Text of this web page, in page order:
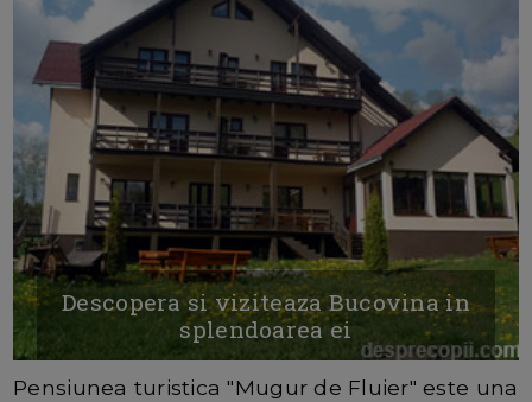
Descopera si viziteaza Bucovina in
splendoarea ei
Pensiunea turistica "Mugur de Fluier" este una